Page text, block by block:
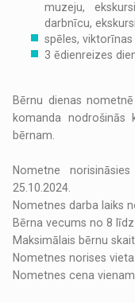
muzeju,
darbnīcu,
spēles,
3 ēdienreizes
Bērnu dienas
komanda nodrošinās
bērnam.
Nometne
25.10.2024.
Nometnes darba laiks
Bērna vecums no 8
Maksimālais bērnu
Nometnes norises
Nometnes cena